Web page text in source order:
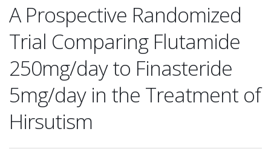
A Prospective Randomized
Trial Comparing Flutamide
250mg/day to Finasteride
5mg/day in the Treatment of
Hirsutism